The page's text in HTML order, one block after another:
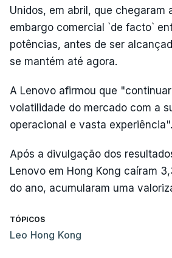
Unidos, em abril, que chegaram
embargo comercial `de facto`
potências, antes de ser
se mantém até agora.
A Lenovo afirmou que
volatilidade do mercado com a
operacional e vasta experiência".
Após a divulgação dos
Lenovo em Hong Kong caíram
do ano, acumularam uma
TÓPICOS
Leo Hong Kong